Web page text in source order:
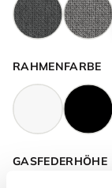
RAHMENFARBE
GASFEDERHÖHE